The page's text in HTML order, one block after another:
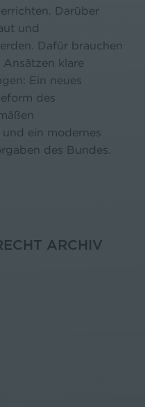
Darüber
und
Dafür brauchen
klare
Ein neues
des
ein modernes
des Bundes.
ARCHIV